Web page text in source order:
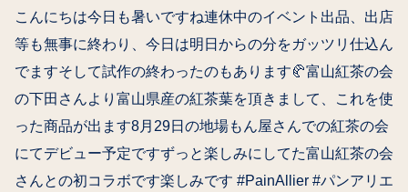
こんにちは今日も暑いですね️連休中のイベント出品、出店
等も無事に終わり、今日は明日からの分をガッツリ仕込ん
でますそして試作の終わったのもあります🥐富山紅茶の会
の下田さんより富山県産の紅茶葉を頂きまして、これを使
った商品が出ます8月29日の地場もん屋さんでの紅茶の会
にてデビュー予定です︎ずっと楽しみにしてた富山紅茶の会
さんとの初コラボです楽しみです #PainAllier #パンアリエ